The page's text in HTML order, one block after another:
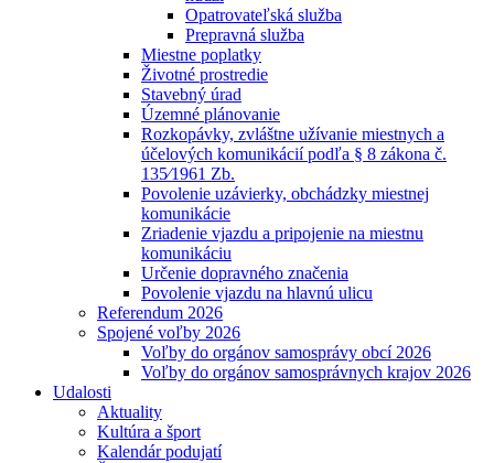
Opatrovateľská služba
Prepravná služba
Miestne poplatky
Životné prostredie
Stavebný úrad
Územné plánovanie
Rozkopávky, zvláštne užívanie miestnych a
účelových komunikácií podľa § 8 zákona č.
135⁄1961 Zb.
Povolenie uzávierky, obchádzky miestnej
komunikácie
Zriadenie vjazdu a pripojenie na miestnu
komunikáciu
Určenie dopravného značenia
Povolenie vjazdu na hlavnú ulicu
Referendum 2026
Spojené voľby 2026
Voľby do orgánov samosprávy obcí 2026
Voľby do orgánov samosprávnych krajov 2026
Udalosti
Aktuality
Kultúra a šport
Kalendár podujatí